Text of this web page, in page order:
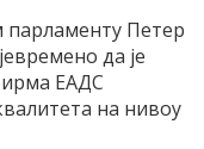
парламенту Петер
да је
ЕАДС
на нивоу